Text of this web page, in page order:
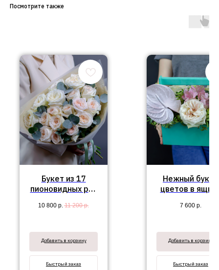
Посмотрите также
Букет из 17
пионовидных роз
эвкалиптом
10 800 р. 11 200 р.
Добавить в корзину
Быстрый заказ
Нежный букет
цветов в
7 600 р.
Добавить в корзину
Быстрый заказ